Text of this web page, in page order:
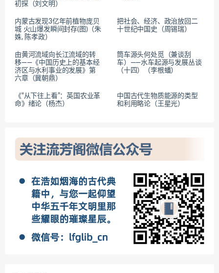
初探（刘文明）
内蒙古发现3亿年前植物庞贝
城 火山爆发瞬间封存(图)（朱
姝, 陈孝政）
把社会、经济、政治放回二
十世纪中国史（周锡瑞）
由黄河流域向长江流域的转
移——《中国历史上的基本经
济区与水利事业的发展》第
六章（冀朝鼎）
筒车源头何处觅（兼谈刮
车）——水车起源与发展丛谈
（十四）（李根蟠）
《“从下往上看”：英国农业革
命》绪论（杨杰）
中国古代生物质能源的类型
和利用略论（王星光）